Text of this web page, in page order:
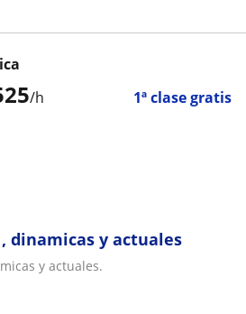
/h 1ª clase gratis
dinamicas y actuales
y actuales.